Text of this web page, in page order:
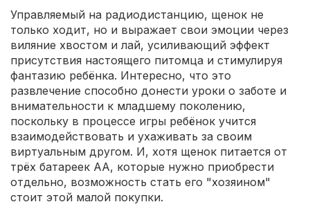
Управляемый на радиодистанцию, щенок не
только ходит, но и выражает свои эмоции через
виляние хвостом и лай, усиливающий эффект
присутствия настоящего питомца и стимулируя
фантазию ребёнка. Интересно, что это
развлечение способно донести уроки о заботе и
внимательности к младшему поколению,
поскольку в процессе игры ребёнок учится
взаимодействовать и ухаживать за своим
виртуальным другом. И, хотя щенок питается от
трёх батареек АА, которые нужно приобрести
отдельно, возможность стать его "хозяином"
стоит этой малой покупки.